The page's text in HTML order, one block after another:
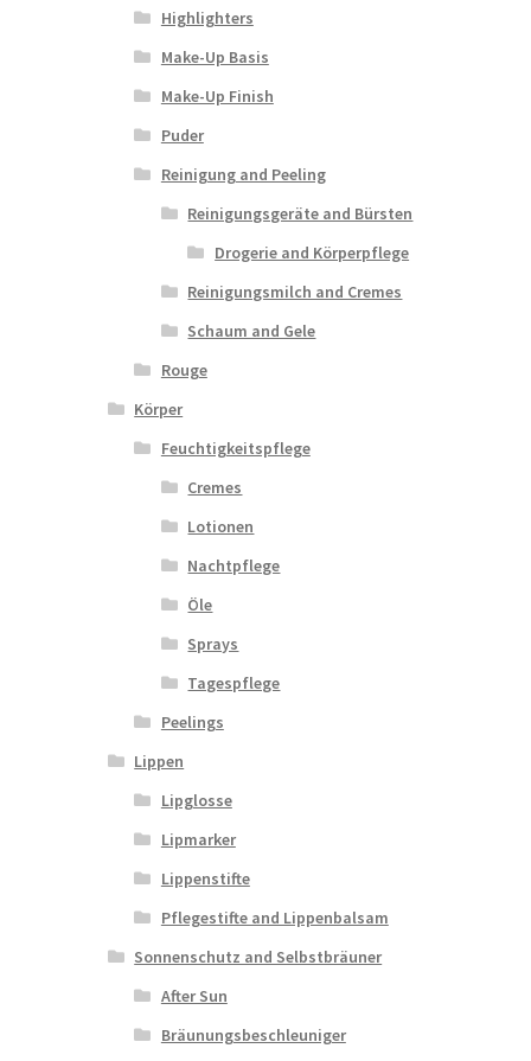
Highlighters
Make-Up Basis
Make-Up Finish
Puder
Reinigung and Peeling
Reinigungsgeräte and Bürsten
Drogerie and Körperpflege
Reinigungsmilch and Cremes
Schaum and Gele
Rouge
Körper
Feuchtigkeitspflege
Cremes
Lotionen
Nachtpflege
Öle
Sprays
Tagespflege
Peelings
Lippen
Lipglosse
Lipmarker
Lippenstifte
Pflegestifte and Lippenbalsam
Sonnenschutz and Selbstbräuner
After Sun
Bräunungsbeschleuniger